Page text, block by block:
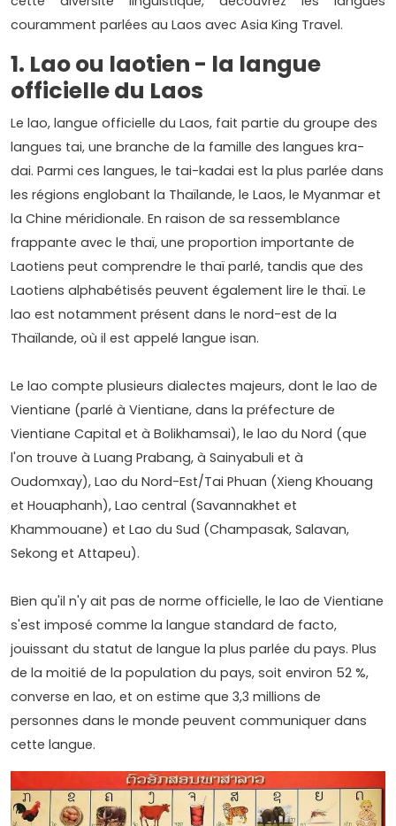
couramment parlées au Laos avec Asia King Travel.
1. Lao ou laotien - la langue
officielle du Laos
Le lao, langue officielle du Laos, fait partie du groupe des
langues tai, une branche de la famille des langues kra-
dai. Parmi ces langues, le tai-kadai est la plus parlée dans
les régions englobant la Thaïlande, le Laos, le Myanmar et
la Chine méridionale. En raison de sa ressemblance
frappante avec le thaï, une proportion importante de
Laotiens peut comprendre le thaï parlé, tandis que des
Laotiens alphabétisés peuvent également lire le thaï. Le
lao est notamment présent dans le nord-est de la
Thaïlande, où il est appelé langue isan.
Le lao compte plusieurs dialectes majeurs, dont le lao de
Vientiane (parlé à Vientiane, dans la préfecture de
Vientiane Capital et à Bolikhamsai), le lao du Nord (que
l'on trouve à Luang Prabang, à Sainyabuli et à
Oudomxay), Lao du Nord-Est/Tai Phuan (Xieng Khouang
et Houaphanh), Lao central (Savannakhet et
Khammouane) et Lao du Sud (Champasak, Salavan,
Sekong et Attapeu).
Bien qu'il n'y ait pas de norme officielle, le lao de Vientiane
s'est imposé comme la langue standard de facto,
jouissant du statut de langue la plus parlée du pays. Plus
de la moitié de la population du pays, soit environ 52 %,
converse en lao, et on estime que 3,3 millions de
personnes dans le monde peuvent communiquer dans
cette langue.